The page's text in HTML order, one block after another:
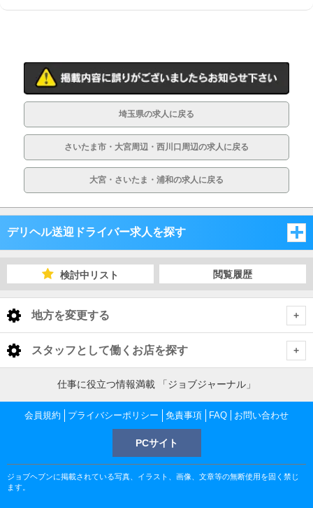
埼玉県の求人に戻る
さいたま市・大宮周辺・西川口周辺の求人に戻る
大宮・さいたま・浦和の求人に戻る
デリヘル送迎ドライバー求人を探す
埼玉県
さいたま市・中央地域 デリヘル送迎ドライバー
大宮・さいたま・浦和 デリヘル送迎ドライバー
川口・西川口 デリヘル送迎ドライバー
越谷・東部地域
越谷・東部地域 デリヘル送迎ドライバー
越谷・草加・三郷 デリヘル送迎ドライバー
川越・所沢・西部地域 デリヘル送迎ドライバー
熊谷・北部地域
千葉市
千葉市 デリヘル送迎ドライバー
栄町 デリヘル送迎ドライバー
船橋・市川・浦安 デリヘル送迎ドライバー
松戸・柏
茨城県 デリヘル送迎ドライバー
土浦・取手・つくば・石岡
土浦・取手・つくば・石岡 デリヘル送迎ドライバー
水戸・笠間
栃木県 デリヘル送迎ドライバー
宇都宮・鹿沼
群馬県 デリヘル送迎ドライバー
検討中リスト 閲覧履歴
地方を変更する
< 全国トップ
北海道 男性高収入
東北 男性高収入
南関東 男性高収入
甲信越 男性高収入
北関東 男性高収入
スタッフとして働くお店を探す
東京都
東京 男性高収入
新宿 男性高収入
神奈川県
関内 男性高収入
仕事に役立つ情報満載 「ジョブジャーナル」
会員規約 プライバシーポリシー 免責事項 FAQ お問い合わせ
PCサイト
ジョブヘブンに掲載されている写真、イラスト、画像、文章等の無断使用を固く禁じ
ます。